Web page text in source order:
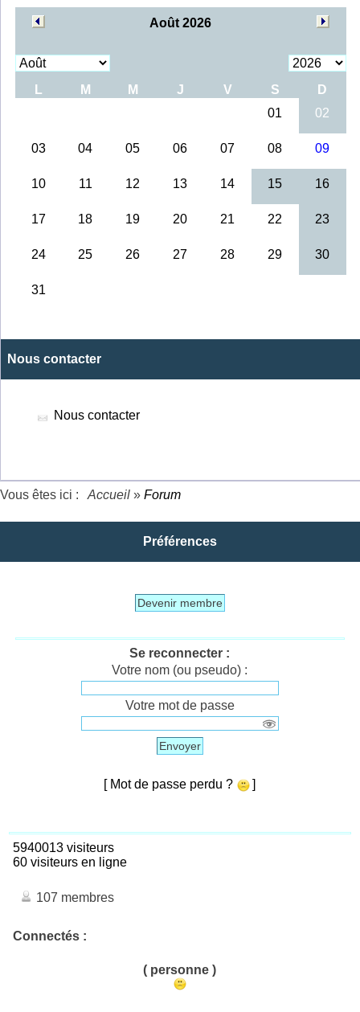
Nous contacter
Nous contacter
Vous êtes ici : Accueil » Forum
Préférences
Devenir membre
Se reconnecter :
Votre nom (ou pseudo) :
Votre mot de passe
Envoyer
[ Mot de passe perdu ? ]
5940013 visiteurs
60 visiteurs en ligne
107 membres
Connectés :
( personne )